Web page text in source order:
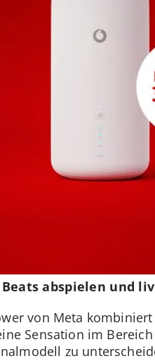
abspielen und
von Meta
Sensation im
zu